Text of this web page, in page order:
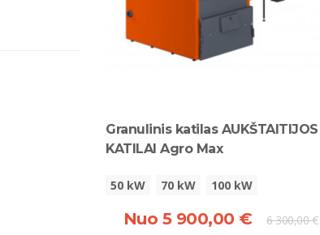
Granulinis katilas AUKŠTAITIJOS
KATILAI Agro Max
50 kW 70 kW 100 kW
Nuo 5 900,00 € 6 300,00 €